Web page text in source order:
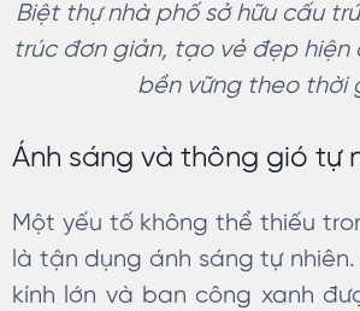
Biệt thự nhà phố sở hữu cấu
trúc đơn giản, tạo vẻ đẹp hiện
bền vững theo thời
Ánh sáng và thông gió tự
Một yếu tố không thể thiếu
là tận dụng ánh sáng tự
kính lớn và ban công xanh